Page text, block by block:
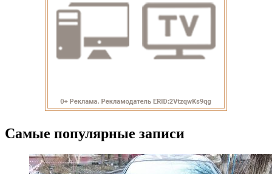
Самые популярные записи